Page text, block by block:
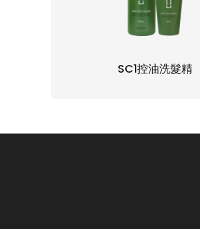
SC1控油洗髮精